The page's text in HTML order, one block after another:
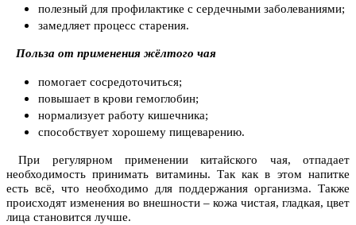
полезный для профилактике с сердечными заболеваниями;
замедляет процесс старения.
Польза от применения жёлтого чая
помогает сосредоточиться;
повышает в крови гемоглобин;
нормализует работу кишечника;
способствует хорошему пищеварению.
При регулярном применении китайского чая, отпадает
необходимость принимать витамины. Так как в этом напитке
есть всё, что необходимо для поддержания организма. Также
происходят изменения во внешности – кожа чистая, гладкая, цвет
лица становится лучше.